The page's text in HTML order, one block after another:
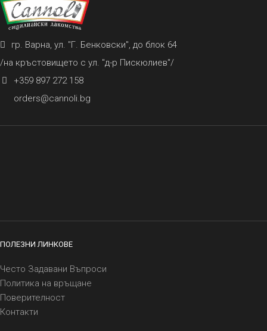
гр. Варна, ул. "Г. Бенковски", до блок 64
/на кръстовището с ул. "д-р Пискюлиев"/
+359 897 272 158
orders@cannoli.bg
ПОЛЕЗНИ ЛИНКОВЕ
Често Задавани Въпроси
Политика на връщане
Поверителност
Контакти